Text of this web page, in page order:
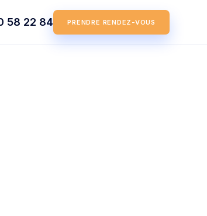
58 22 84 PRENDRE RENDEZ-VOUS